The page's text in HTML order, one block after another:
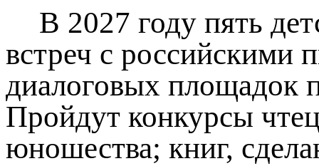
В 2027 году пять
встреч с российскими
диалоговых площадок
Пройдут конкурсы
юношества; книг,